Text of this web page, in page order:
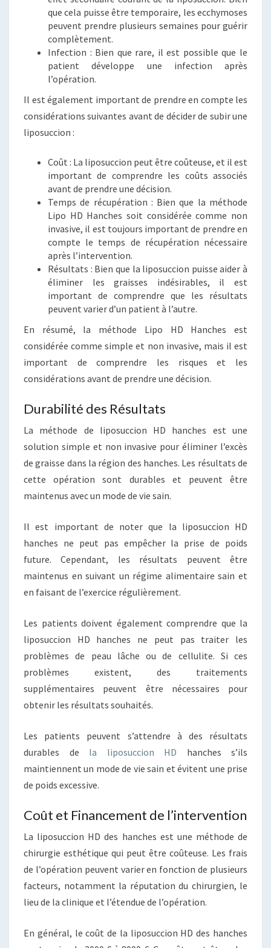
que cela puisse être temporaire, les ecchymoses
peuvent prendre plusieurs semaines pour guérir
complètement.
Infection : Bien que rare, il est possible que le
patient développe une infection après
l’opération.
Il est également important de prendre en compte les
considérations suivantes avant de décider de subir une
liposuccion :
Coût : La liposuccion peut être coûteuse, et il est
important de comprendre les coûts associés
avant de prendre une décision.
Temps de récupération : Bien que la méthode
Lipo HD Hanches soit considérée comme non
invasive, il est toujours important de prendre en
compte le temps de récupération nécessaire
après l’intervention.
Résultats : Bien que la liposuccion puisse aider à
éliminer les graisses indésirables, il est
important de comprendre que les résultats
peuvent varier d’un patient à l’autre.
En résumé, la méthode Lipo HD Hanches est
considérée comme simple et non invasive, mais il est
important de comprendre les risques et les
considérations avant de prendre une décision.
Durabilité des Résultats
La méthode de liposuccion HD hanches est une
solution simple et non invasive pour éliminer l’excès
de graisse dans la région des hanches. Les résultats de
cette opération sont durables et peuvent être
maintenus avec un mode de vie sain.
Il est important de noter que la liposuccion HD
hanches ne peut pas empêcher la prise de poids
future. Cependant, les résultats peuvent être
maintenus en suivant un régime alimentaire sain et
en faisant de l’exercice régulièrement.
Les patients doivent également comprendre que la
liposuccion HD hanches ne peut pas traiter les
problèmes de peau lâche ou de cellulite. Si ces
problèmes existent, des traitements
supplémentaires peuvent être nécessaires pour
obtenir les résultats souhaités.
Les patients peuvent s’attendre à des résultats
durables de la liposuccion HD hanches s’ils
maintiennent un mode de vie sain et évitent une prise
de poids excessive.
Coût et Financement de l’intervention
La liposuccion HD des hanches est une méthode de
chirurgie esthétique qui peut être coûteuse. Les frais
de l’opération peuvent varier en fonction de plusieurs
facteurs, notamment la réputation du chirurgien, le
lieu de la clinique et l’étendue de l’opération.
En général, le coût de la liposuccion HD des hanches